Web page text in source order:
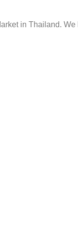
in Thailand.